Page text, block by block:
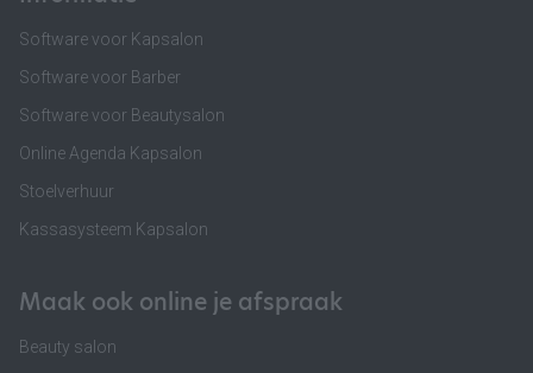
Software voor Kapsalon
Software voor Barber
Software voor Beautysalon
Online Agenda Kapsalon
Stoelverhuur
Kassasysteem Kapsalon
Maak ook online je afspraak
Beauty salon